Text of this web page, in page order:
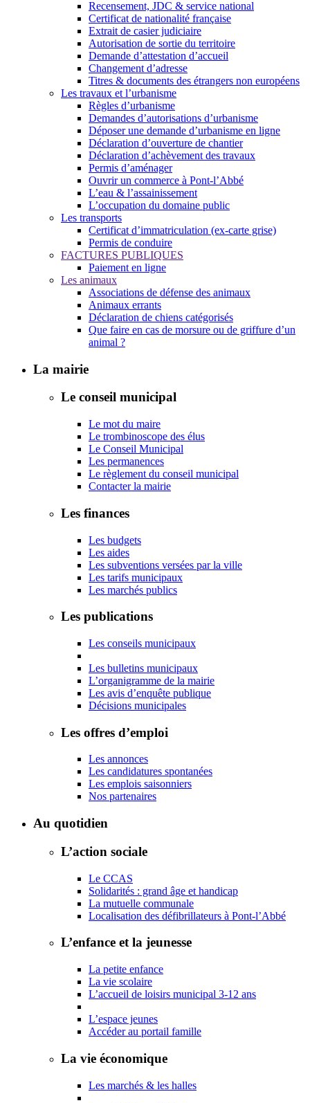
Recensement, JDC & service national
Certificat de nationalité française
Extrait de casier judiciaire
Autorisation de sortie du territoire
Demande d’attestation d’accueil
Changement d’adresse
Titres & documents des étrangers non européens
Les travaux et l’urbanisme
Règles d’urbanisme
Demandes d’autorisations d’urbanisme
Déposer une demande d’urbanisme en ligne
Déclaration d’ouverture de chantier
Déclaration d’achèvement des travaux
Permis d’aménager
Ouvrir un commerce à Pont-l’Abbé
L’eau & l’assainissement
L’occupation du domaine public
Les transports
Certificat d’immatriculation (ex-carte grise)
Permis de conduire
FACTURES PUBLIQUES
Paiement en ligne
Les animaux
Associations de défense des animaux
Animaux errants
Déclaration de chiens catégorisés
Que faire en cas de morsure ou de griffure d’un
animal ?
La mairie
Le conseil municipal
Le mot du maire
Le trombinoscope des élus
Le Conseil Municipal
Les permanences
Le règlement du conseil municipal
Contacter la mairie
Les finances
Les budgets
Les aides
Les subventions versées par la ville
Les tarifs municipaux
Les marchés publics
Les publications
Les conseils municipaux
Les bulletins municipaux
L’organigramme de la mairie
Les avis d’enquête publique
Décisions municipales
Les offres d’emploi
Les annonces
Les candidatures spontanées
Les emplois saisonniers
Nos partenaires
Au quotidien
L’action sociale
Le CCAS
Solidarités : grand âge et handicap
La mutuelle communale
Localisation des défibrillateurs à Pont-l’Abbé
L’enfance et la jeunesse
La petite enfance
La vie scolaire
L’accueil de loisirs municipal 3-12 ans
L’espace jeunes
Accéder au portail famille
La vie économique
Les marchés & les halles